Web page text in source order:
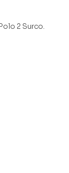
2 Surco.